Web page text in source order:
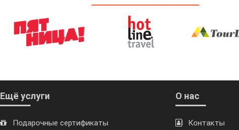
Ещё услуги
Подарочные сертификаты
О нас
Контакты